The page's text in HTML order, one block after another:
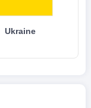
Ukraine